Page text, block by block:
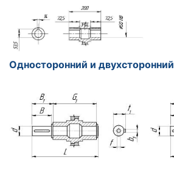
Односторонний и двухсторонний